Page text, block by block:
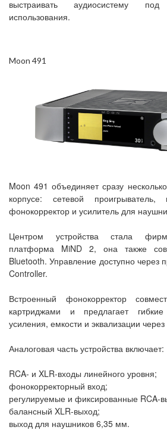
выстраивать аудиосистему
использования.
Moon 491
Moon 491 объединяет сразу
корпусе: сетевой проигрыватель,
фонокорректор и усилитель для
Центром устройства стала
платформа MiND 2, она также
Bluetooth. Управление доступно через
Controller.
Встроенный фонокорректор
картриджами и предлагает гибкие
усиления, емкости и эквализации
Аналоговая часть устройства включает:
RCA- и XLR-входы линейного уровня;
фонокорректорный вход;
регулируемые и фиксированные RCA-
балансный XLR-выход;
выход для наушников 6,35 мм.